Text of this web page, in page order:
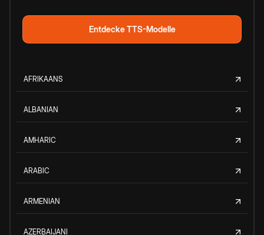
Entdecke TTS-Modelle
AFRIKAANS
ALBANIAN
AMHARIC
ARABIC
ARMENIAN
AZERBAIJANI